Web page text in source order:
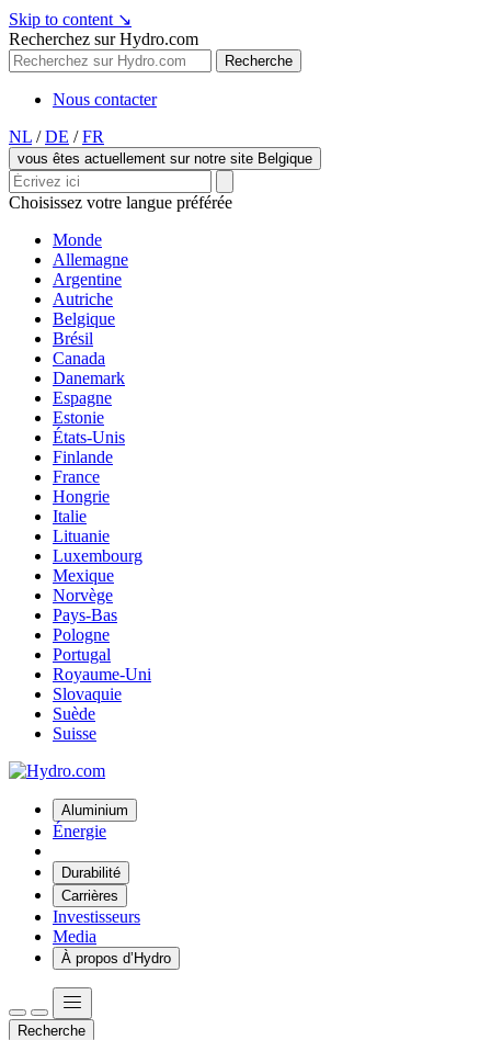
Skip to content ↘
Recherchez sur Hydro.com
Recherche
Nous contacter
NL / DE / FR
vous êtes actuellement sur notre site Belgique
Choisissez votre langue préférée
Monde
Allemagne
Argentine
Autriche
Belgique
Brésil
Canada
Danemark
Espagne
Estonie
États-Unis
Finlande
France
Hongrie
Italie
Lituanie
Luxembourg
Mexique
Norvège
Pays-Bas
Pologne
Portugal
Royaume-Uni
Slovaquie
Suède
Suisse
Aluminium
Énergie
Durabilité
Carrières
Investisseurs
Media
À propos d’Hydro
Recherche